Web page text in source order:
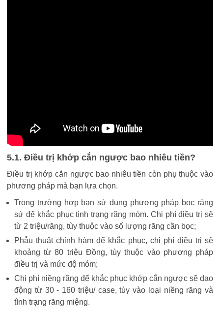
5.1. Điều trị khớp cắn ngược bao nhiêu tiền?
Điều trị khớp cắn ngược bao nhiêu tiền còn phụ thuộc vào
phương pháp mà bạn lựa chọn.
Trong trường hợp bạn sử dụng phương pháp bọc răng
sứ để khắc phục tình trạng răng móm. Chi phí điều trị sẽ
từ 2 triệu/răng, tùy thuộc vào số lượng răng cần bọc;
Phẫu thuật chỉnh hàm để khắc phục, chi phí điều trị sẽ
khoảng từ 80 triệu Đồng, tùy thuộc vào phương pháp
điều trị và mức độ móm;
Chi phí niềng răng để khắc phục khớp cắn ngược sẽ dao
động từ 30 - 160 triệu/ case, tùy vào loại niềng răng và
tình trạng răng miệng.